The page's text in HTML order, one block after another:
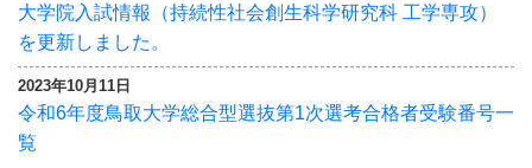
大学院入試情報（持続性社会創生科学研究科 工学専攻）
を更新しました。
2023年10月11日
令和6年度鳥取大学総合型選抜第1次選考合格者受験番号一
覧